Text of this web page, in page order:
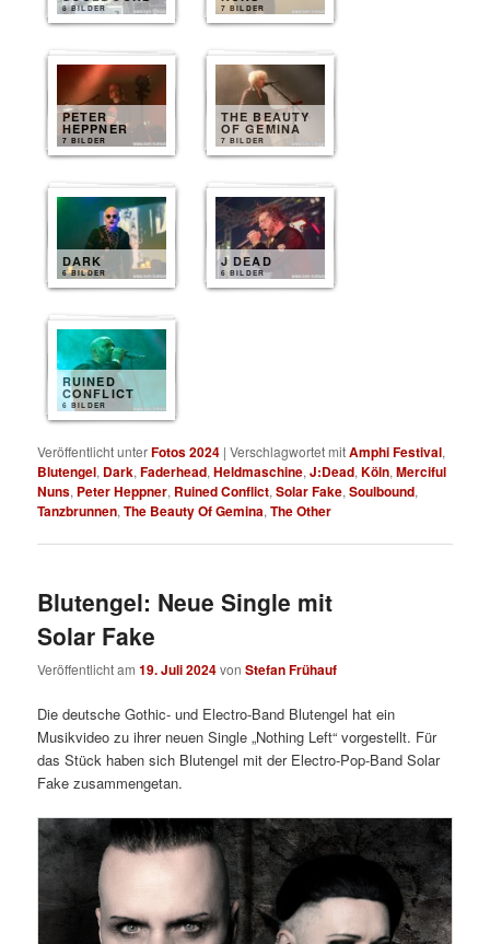
8 BILDER 7 BILDER
PETER
HEPPNER
7 BILDER
THE BEAUTY
OF GEMINA
7 BILDER
DARK
6 BILDER
J DEAD
6 BILDER
RUINED
CONFLICT
6 BILDER
Veröffentlicht unterFotos 2024 |Verschlagwortet mitAmphi Festival,
Blutengel, Dark,Faderhead,Heldmaschine,J:Dead,Köln,Merciful
Nuns, Peter Heppner, Ruined Conflict,Solar Fake,Soulbound,
Tanzbrunnen,The Beauty Of Gemina,The Other
Blutengel: Neue Single mit
Solar Fake
Veröffentlicht am19. Juli 2024vonStefan Frühauf
Die deutsche Gothic- und Electro-Band Blutengel hat ein
Musikvideo zu ihrer neuen Single „Nothing Left“ vorgestellt. Für
das Stück haben sich Blutengel mit der Electro-Pop-Band Solar
Fake zusammengetan.